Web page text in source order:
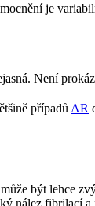
je
Není
případůAR
být lehce